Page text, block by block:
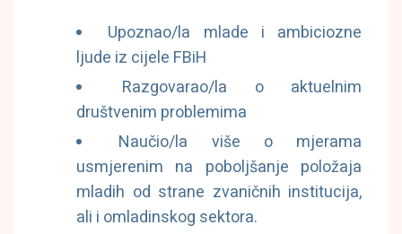
Upoznao/la mlade i ambiciozne
ljude iz cijele FBiH
Razgovarao/la o aktuelnim
društvenim problemima
Naučio/la više o mjerama
usmjerenim na poboljšanje položaja
mladih od strane zvaničnih institucija,
ali i omladinskog sektora.